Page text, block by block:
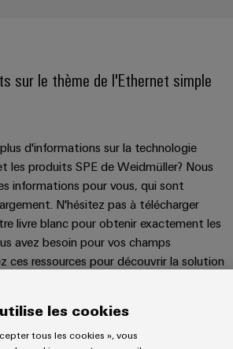
sur le thème de l'Ethernet simple
d'informations sur la technologie
les produits SPE de Weidmüller? Nous
informations pour vous, qui sont
N'hésitez pas à télécharger
livre blanc pour obtenir exactement les
avez besoin pour vos champs
ces ressources pour découvrir la solution
les cookies
tous les cookies », vous